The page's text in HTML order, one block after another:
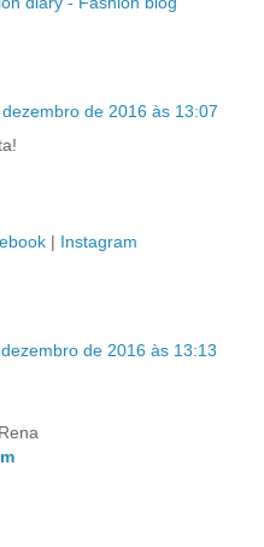
de 2016 às 13:07
| Instagram
de 2016 às 13:13